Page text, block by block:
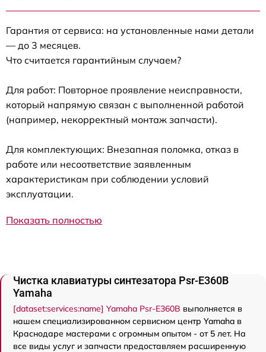
Гарантия от сервиса: на установленные нами детали
— до 3 месяцев.
Что считается гарантийным случаем?
Для работ: Повторное проявление неисправности,
который напрямую связан с выполненной работой
(например, некорректный монтаж запчасти).
Для комплектующих: Внезапная поломка, отказ в
работе или несоответствие заявленным
характеристикам при соблюдении условий
эксплуатации.
Показать полностью
Чистка клавиатуры синтезатора Psr-E360B
Yamaha
[dataset:services:name] Yamaha Psr-E360B выполняется в
нашем специализированном сервисном центр Yamaha в
Краснодаре мастерами с огромным опытом - от 5 лет. На
все виды услуг и запчасти предоставляем расширенную